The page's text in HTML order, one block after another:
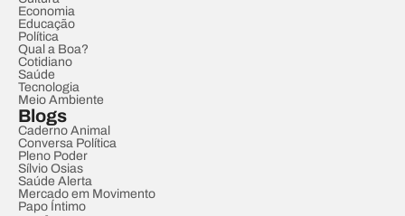
Economia
Educação
Política
Qual a Boa?
Cotidiano
Saúde
Tecnologia
Meio Ambiente
Blogs
Caderno Animal
Conversa Política
Pleno Poder
Sílvio Osias
Saúde Alerta
Mercado em Movimento
Papo Íntimo